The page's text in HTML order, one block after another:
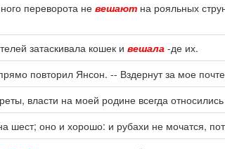
переворота не вешают на рояльных
затаскивала кошек и вешала -де их.
повторил Янсон. -- Вздернут за мое
власти на моей родине всегда
шест; оно и хорошо: и рубахи не мочатся,